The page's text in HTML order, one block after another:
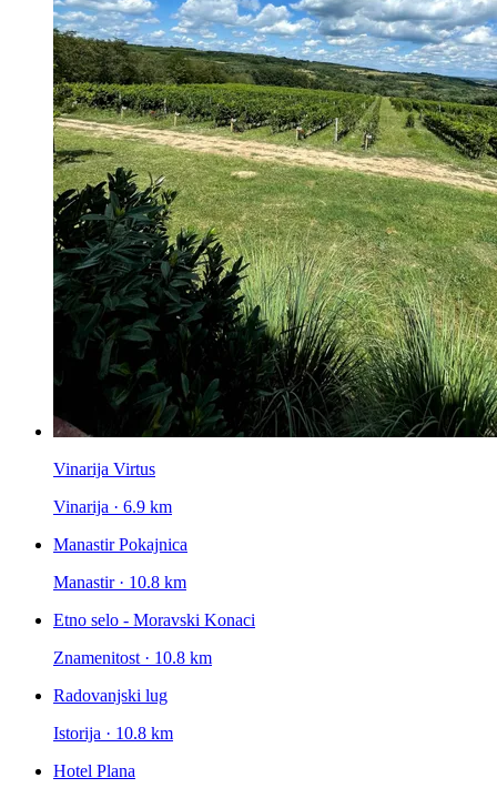
Vinarija Virtus
Vinarija · 6.9 km
Manastir Pokajnica
Manastir · 10.8 km
Etno selo - Moravski Konaci
Znamenitost · 10.8 km
Radovanjski lug
Istorija · 10.8 km
Hotel Plana